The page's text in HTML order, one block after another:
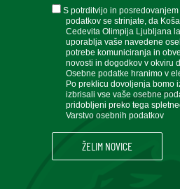
soglasje
S potrditvijo in
podatkov se strinjate, da
Cedevita Olimpija Ljubljana
uporablja vaše navedene
potrebe komuniciranja in
novosti in dogodkov v okviru
Osebne podatke hranimo v
Po preklicu dovoljenja bomo
izbrisali vse vaše osebne
pridobljeni preko tega
Varstvo osebnih podatkov